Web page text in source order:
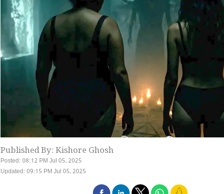
Published By: Kishore Ghosh
Posted: 08:12 PM Jul 05, 2025
Updated: 09:15 PM Jul 05, 2025